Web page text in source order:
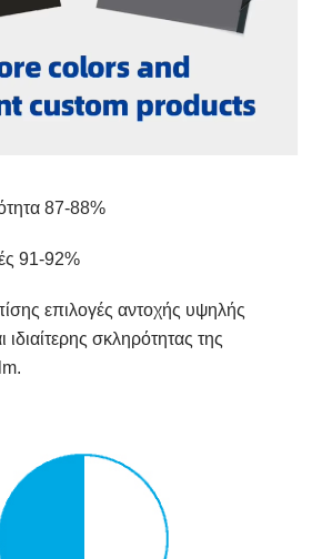
87-88%
91-92%
επιλογές αντοχής υψηλής
σκληρότητας της